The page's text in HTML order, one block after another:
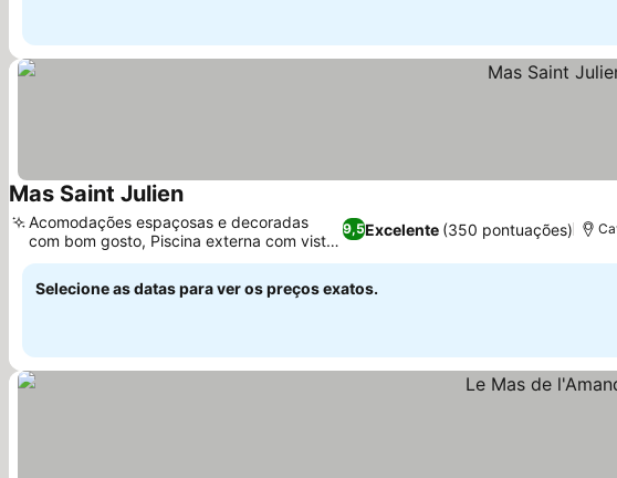
Mas Saint Julien
9,5Excelente (350 pontuações)
Acomodações espaçosas e decoradas
com bom gosto, Piscina externa com vista
para o jardim
Selecione as datas para ver os preços exatos.